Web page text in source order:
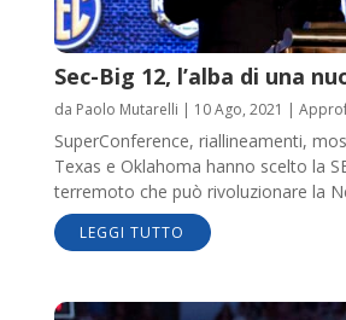
Sec-Big 12, l’alba di una
da Paolo Mutarelli | 10 Ago, 2021 |
SuperConference, riallineamenti,
Texas e Oklahoma hanno scelto la
terremoto che può rivoluzionare la
LEGGI TUTTO